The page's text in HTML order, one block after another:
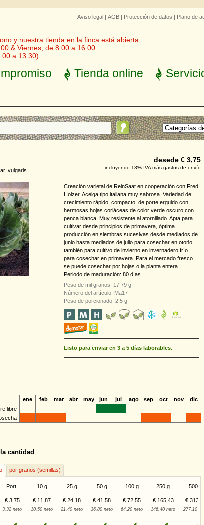
Aviso legal | AGB | Protección de datos | Plano de
y nuestra tienda en la finca está abierta:
& Viernes, de 8:00 a 16:00
a 13:30)
Tienda online
vulgaris
desede € 3,75
incluyendo 13% IVA más gastos de envío
Creación varietal de ReinSaat en cooperación con Fred
Holzer. Acelga tipo italiana muy sabrosa. Variedad de
crecimiento rápido, compacto, de porte erguido con
hermosas hojas coriáceas de color verde oscuro con
penca blanca. Muy resistente al atornillado. Apta para
cultivar desde principios de primavera, óptima
producción en siembras sucesivas desde mediados de
junio hasta mediados de julio para cosechar en otoño,
también para cultivo de invierno en invernadero frío
para cosechar en primavera. Para el mercado fresco
se puede cosechar por hojas o la planta entera.
Periodo de maduración: 80 días.
Peso de mil granos: 17.79 g
Número del artículo: Ma17
Peso de porcionado: 2.5 g
Listo para enviar en 3 a 5 días laborables.
ene feb mar abr may jun jul ago sep oct nov
dic
libre
cantidad
por granos (semillas)
Port. 10 g 25 g 50 g 100 g 250 g 500 g
€ 3,75 € 11,87 € 24,18 € 41,58 € 72,55 € 165,43 € 313,12
3,32 neto 10,50 neto 21,40 neto 36,80 neto 64,20 neto 146,40 neto 277,10